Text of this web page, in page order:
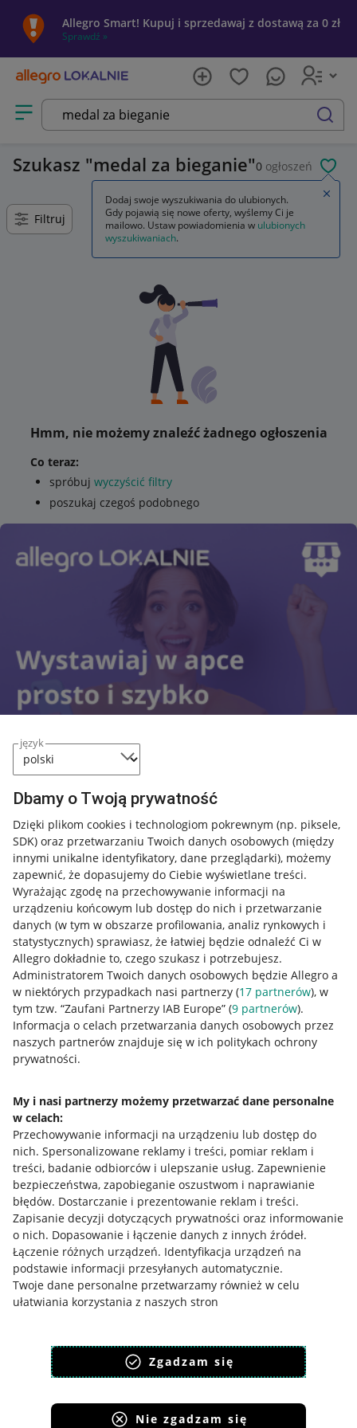
język
Dbamy o Twoją prywatność
Dzięki plikom cookies i technologiom pokrewnym (np. piksele,
SDK) oraz przetwarzaniu Twoich danych osobowych (między
innymi unikalne identyfikatory, dane przeglądarki), możemy
zapewnić, że dopasujemy do Ciebie wyświetlane treści.
Wyrażając zgodę na przechowywanie informacji na
urządzeniu końcowym lub dostęp do nich i przetwarzanie
danych (w tym w obszarze profilowania, analiz rynkowych i
statystycznych) sprawiasz, że łatwiej będzie odnaleźć Ci w
Allegro dokładnie to, czego szukasz i potrzebujesz.
Administratorem Twoich danych osobowych będzie Allegro a
w niektórych przypadkach nasi partnerzy (17 partnerów), w
tym tzw. “Zaufani Partnerzy IAB Europe” (9 partnerów).
Informacja o celach przetwarzania danych osobowych przez
naszych partnerów znajduje się w ich politykach ochrony
prywatności.
My i nasi partnerzy możemy przetwarzać dane personalne
w celach:
Przechowywanie informacji na urządzeniu lub dostęp do
nich. Spersonalizowane reklamy i treści, pomiar reklam i
treści, badanie odbiorców i ulepszanie usług. Zapewnienie
bezpieczeństwa, zapobieganie oszustwom i naprawianie
błędów. Dostarczanie i prezentowanie reklam i treści.
Zapisanie decyzji dotyczących prywatności oraz informowanie
o nich. Dopasowanie i łączenie danych z innych źródeł.
Łączenie różnych urządzeń. Identyfikacja urządzeń na
podstawie informacji przesyłanych automatycznie.
Twoje dane personalne przetwarzamy również w celu
ułatwiania korzystania z naszych stron
dostępnych pod przyciskiem: “ZMIENIAM ZGODY” i w Polityce
plików cookies.
Możesz ją w każdym momencie wycofać lub ponowić w
Zgadzam się
Nie zgadzam się
Allegro Smart! Kupuj i sprzedawaj z dostawą za 0 zł
Sprawdź »
Otwórz menu z kategoriami
szukaj
Szukasz medal za bieganie 0 ogłoszeń
Filtruj
Hmm, nie możemy znaleźć żadnego ogłoszenia
Co teraz:
spróbuj wyczyścić filtry
poszukaj czegoś podobnego
Przydatne informacje
Jak to działa
Napisz do nas
Allegro Gadane dla sprzedających
Allegro Gadane dla kupujących
Mapa miejscowości
Informacje prawne
Polityka plików "cookies"
Ustawienia plików "cookies"
Udostępnianie lokalizacji
Informacje dla Aktu o Usługach Cyfrowych
Pobierz aplikację
Dodaj swoje wyszukiwania do ulubionych.
Gdy pojawią się nowe oferty, wyślemy Ci je
mailowo. Ustaw powiadomienia w ulubionych
wyszukiwaniach.